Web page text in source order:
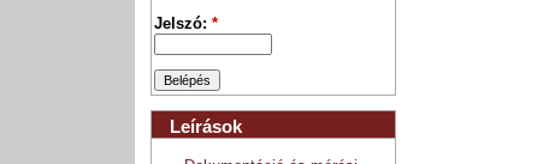
Jelszó:*
Leírások